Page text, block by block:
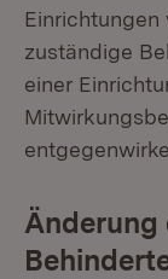
zuständige
einer
Änderung